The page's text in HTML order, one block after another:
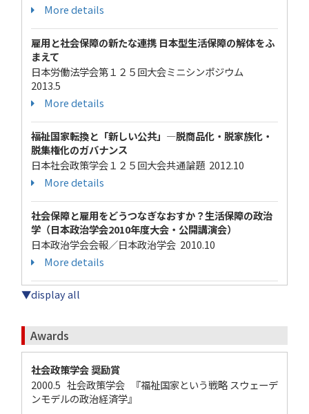
More details
雇用と社会保障の新たな連携 日本型生活保障の解体をふ
まえて
日本労働法学会第１２５回大会ミニシンポジウム
2013.5
More details
福祉国家転換と「新しい公共」―脱商品化・脱家族化・
脱集権化のガバナンス
日本社会政策学会１２５回大会共通論題 2012.10
More details
社会保障と雇用をどうつなぎなおすか？生活保障の政治
学（日本政治学会2010年度大会・公開講演会）
日本政治学会会報／日本政治学会 2010.10
More details
▼display all
Awards
社会政策学会 奨励賞
2000.5 社会政策学会 『福祉国家という戦略 スウェーデ
ンモデルの政治経済学』